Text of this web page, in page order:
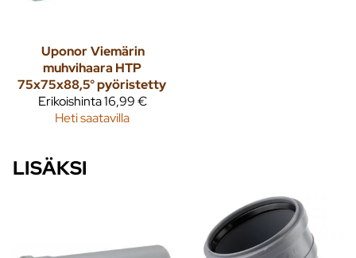
UponorViemärin
muhvihaara HTP
75x75x88,5° pyöristetty
Erikoishinta16,99 €
Heti saatavilla
LISÄKSI